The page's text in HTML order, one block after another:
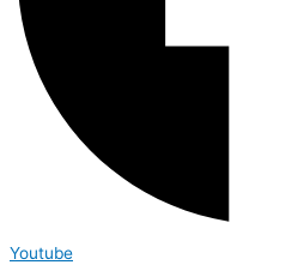
Youtube